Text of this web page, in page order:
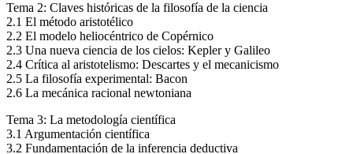
Tema 2: Claves históricas de la filosofía de la ciencia
2.1 El método aristotélico
2.2 El modelo heliocéntrico de Copérnico
2.3 Una nueva ciencia de los cielos: Kepler y Galileo
2.4 Crítica al aristotelismo: Descartes y el mecanicismo
2.5 La filosofía experimental: Bacon
2.6 La mecánica racional newtoniana
Tema 3: La metodología científica
3.1 Argumentación científica
3.2 Fundamentación de la inferencia deductiva